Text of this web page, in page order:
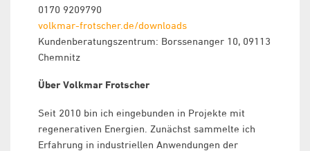
0170 9209790
volkmar-frotscher.de/downloads
Kundenberatungszentrum: Borssenanger 10, 09113
Chemnitz
Über Volkmar Frotscher
Seit 2010 bin ich eingebunden in Projekte mit
regenerativen Energien. Zunächst sammelte ich
Erfahrung in industriellen Anwendungen der